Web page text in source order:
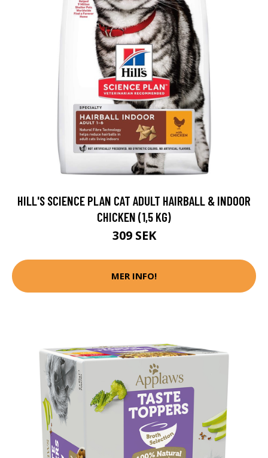
HILL'S SCIENCE PLAN CAT ADULT HAIRBALL & INDOOR
CHICKEN (1,5 KG)
309 SEK
MER INFO!